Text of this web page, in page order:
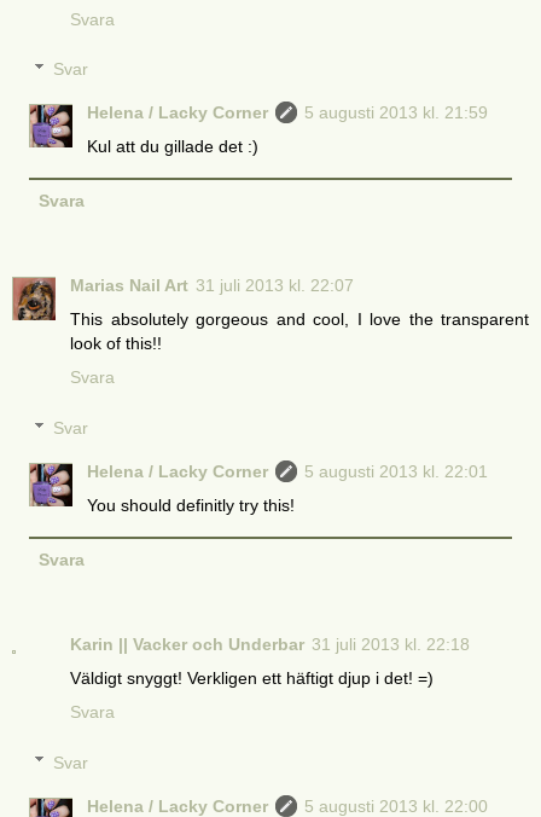
Svara
Svar
Helena / Lacky Corner
5 augusti 2013 kl. 21:59
Kul att du gillade det :)
Svara
Marias Nail Art 31 juli 2013 kl. 22:07
This absolutely gorgeous and cool, I love the transparent
look of this!!
Svara
Svar
Helena / Lacky Corner
5 augusti 2013 kl. 22:01
You should definitly try this!
Svara
Karin || Vacker och Underbar 31 juli 2013 kl. 22:18
Väldigt snyggt! Verkligen ett häftigt djup i det! =)
Svara
Svar
Helena / Lacky Corner
5 augusti 2013 kl. 22:00